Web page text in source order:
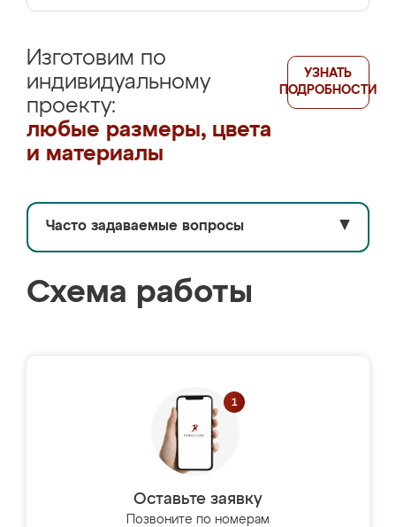
Изготовим по
индивидуальному
проекту:
любые размеры, цвета
и материалы
УЗНАТЬ
ПОДРОБНОСТИ
Часто задаваемые вопросы ▼
Схема работы
Оставьте заявку
Позвоните по номерам